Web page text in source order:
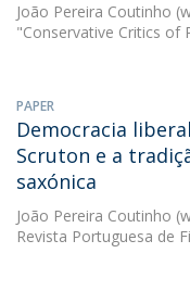
João Pereira Coutinho
"Conservative Critics of
PAPER
Democracia
Scruton e a
saxónica
João Pereira Coutinho
Revista Portuguesa de